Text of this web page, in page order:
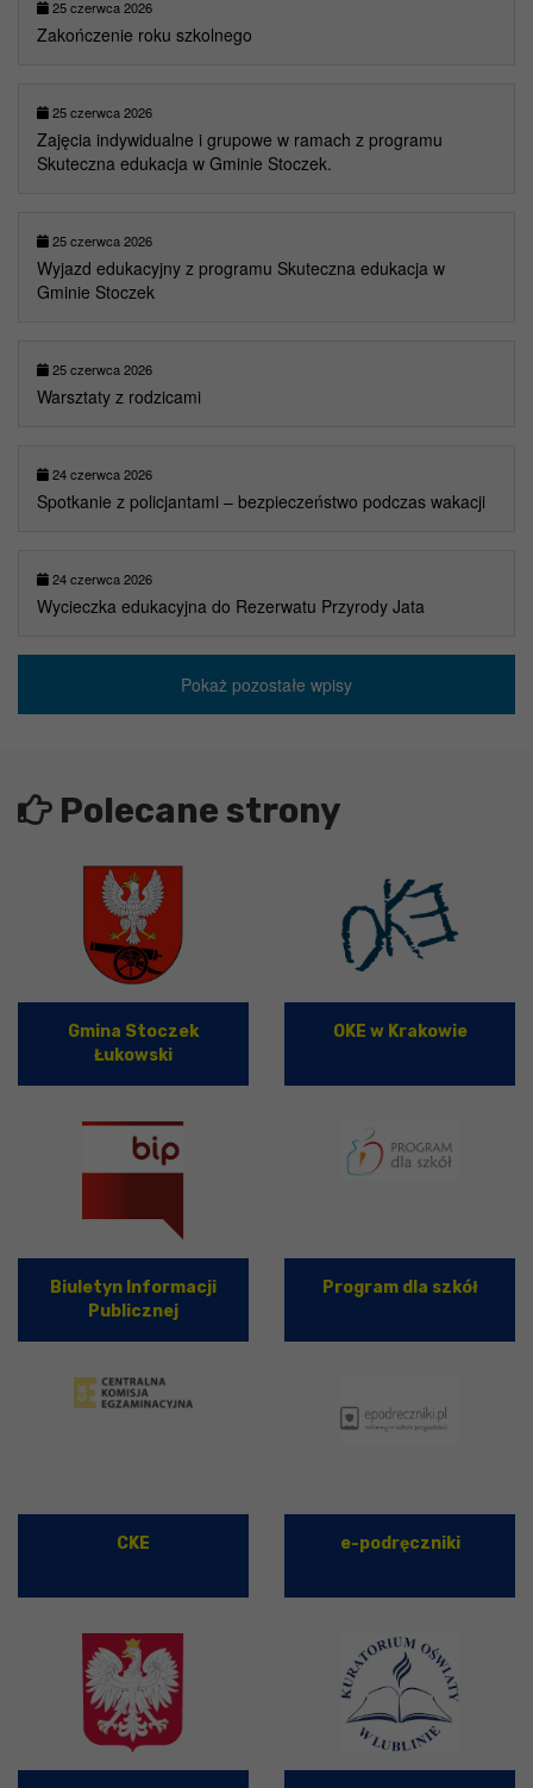
25 czerwca 2026
Zakończenie roku szkolnego
25 czerwca 2026
Zajęcia indywidualne i grupowe w ramach z programu
Skuteczna edukacja w Gminie Stoczek.
25 czerwca 2026
Wyjazd edukacyjny z programu Skuteczna edukacja w
Gminie Stoczek
25 czerwca 2026
Warsztaty z rodzicami
24 czerwca 2026
Spotkanie z policjantami – bezpieczeństwo podczas wakacji
24 czerwca 2026
Wycieczka edukacyjna do Rezerwatu Przyrody Jata
Pokaż pozostałe wpisy
Polecane strony
Gmina Stoczek
Łukowski
OKE w Krakowie
Biuletyn Informacji
Publicznej
Program dla szkół
CKE e-podręczniki